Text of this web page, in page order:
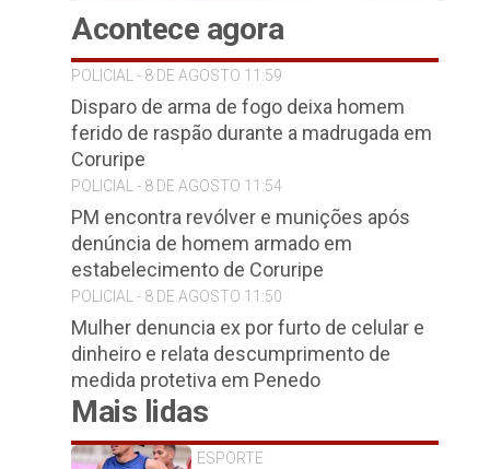
Acontece agora
POLICIAL - 8 DE AGOSTO 11:59
Disparo de arma de fogo deixa homem
ferido de raspão durante a madrugada em
Coruripe
POLICIAL - 8 DE AGOSTO 11:54
PM encontra revólver e munições após
denúncia de homem armado em
estabelecimento de Coruripe
POLICIAL - 8 DE AGOSTO 11:50
Mulher denuncia ex por furto de celular e
dinheiro e relata descumprimento de
medida protetiva em Penedo
Mais lidas
ESPORTE